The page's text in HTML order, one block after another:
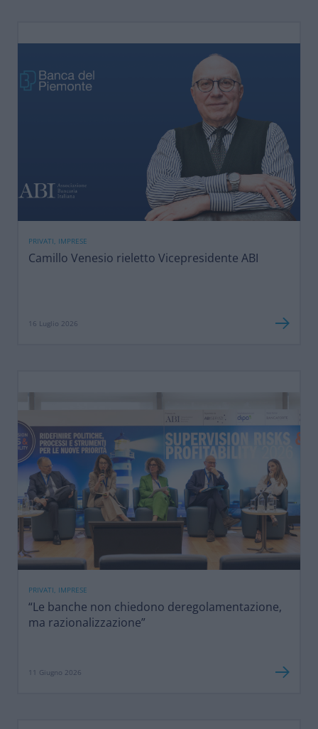
PRIVATI, IMPRESE
Camillo Venesio rieletto Vicepresidente ABI
16 Luglio 2026
PRIVATI, IMPRESE
“Le banche non chiedono deregolamentazione,
ma razionalizzazione”
11 Giugno 2026